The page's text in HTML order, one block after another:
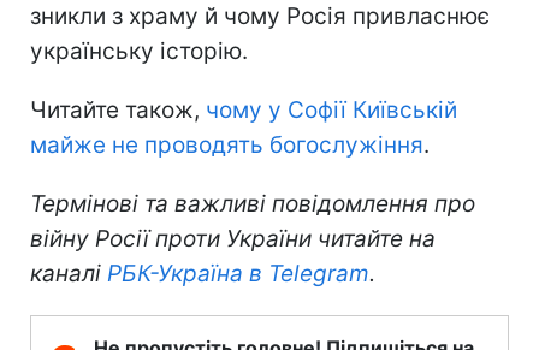
зникли з храму й чому Росія привласнює
українську історію.
Читайте також, чому у Софії Київській
майже не проводять богослужіння.
Термінові та важливі повідомлення про
війну Росії проти України читайте на
каналі РБК-Україна в Telegram.